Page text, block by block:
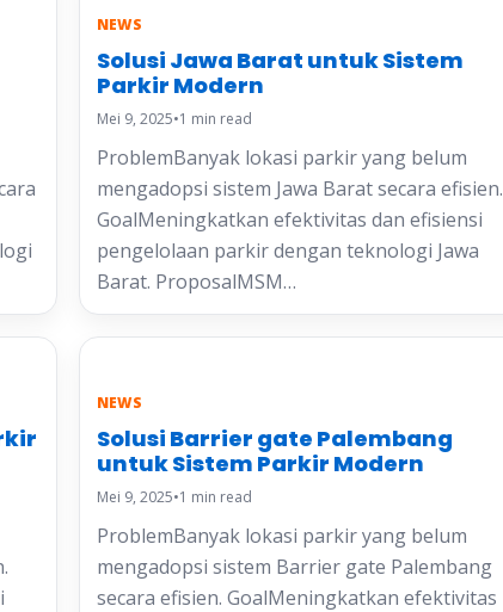
NEWS
Solusi Jawa Barat untuk Sistem
Parkir Modern
Mei 9, 2025•1 min read
ProblemBanyak lokasi parkir yang belum
mengadopsi sistem Jawa Barat secara efisien.
GoalMeningkatkan efektivitas dan efisiensi
pengelolaan parkir dengan teknologi Jawa
Barat. ProposalMSM…
NEWS
Solusi Barrier gate Palembang
untuk Sistem Parkir Modern
Mei 9, 2025•1 min read
ProblemBanyak lokasi parkir yang belum
mengadopsi sistem Barrier gate Palembang
secara efisien. GoalMeningkatkan efektivitas